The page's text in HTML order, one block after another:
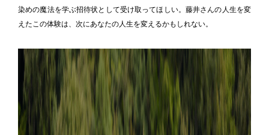
染めの魔法を学ぶ招待状として受け取ってほしい。藤井さんの人生を変
えたこの体験は、次にあなたの人生を変えるかもしれない。